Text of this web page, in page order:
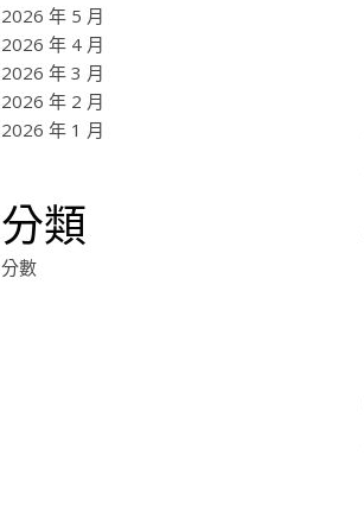
2026 年 5 月
2026 年 4 月
2026 年 3 月
2026 年 2 月
2026 年 1 月
分類
分數